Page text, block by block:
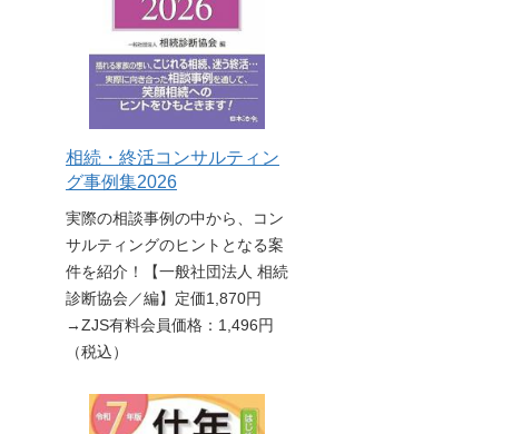
相続・終活コンサルティン
グ事例集2026
実際の相談事例の中から、コン
サルティングのヒントとなる案
件を紹介！【一般社団法人 相続
診断協会／編】定価1,870円
→ZJS有料会員価格：1,496円
（税込）